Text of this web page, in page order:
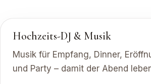
Hochzeits-DJ & Musik
Musik für Empfang, Dinner,
und Party – damit der Abend